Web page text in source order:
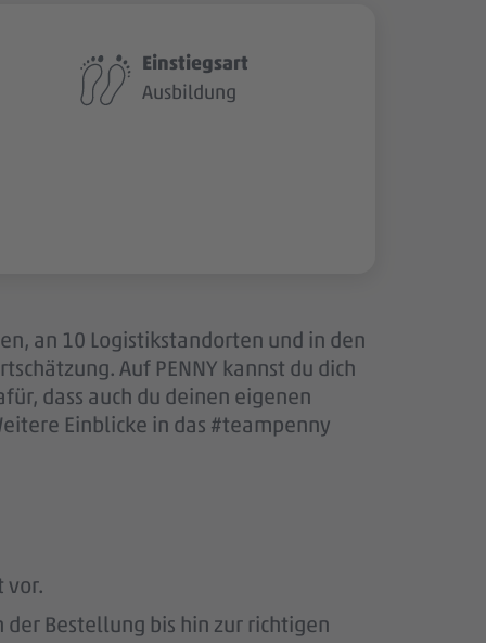
Einstiegsart
Ausbildung
an 10 Logistikstandorten und in den
Auf PENNY kannst du dich
dass auch du deinen eigenen
Einblicke in das #teampenny
vor.
Bestellung bis hin zur richtigen